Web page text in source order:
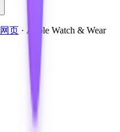
网页 · Apple Watch & Wear